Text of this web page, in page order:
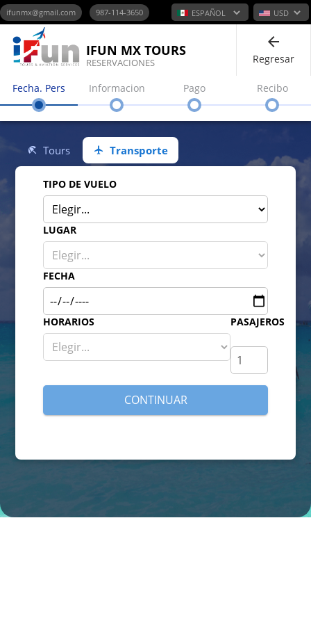
ifunmx@gmail.com 987-114-3650
IFUN MX TOURS
RESERVACIONES
Fecha. Pers Informacion Pago Recibo
Regresar
Tours Transporte
TIPO DE VUELO
LUGAR
FECHA
HORARIOS PASAJEROS
CONTINUAR